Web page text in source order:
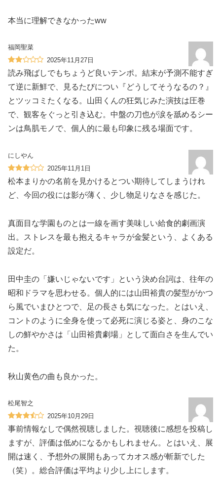
本当に理解できなかったww
福岡聖菜
2025年11月27日
読み飛ばしでもちょうど良いテンポ。結末が予測不能すぎ
て逆に新鮮で、見るたびについ『どうしてそうなるの？』
とツッコミたくなる。山田くんの狂気じみた演技は圧巻
で、観客をぐっと引き込む。中盤の刀也が涙を舐めるシー
ンは鳥肌モノで、個人的に最も印象に残る場面です。
にしやん
2025年11月1日
松本まりかの名前を見かけるとつい期待してしまうけれ
ど、今回の役には影が薄く、少し物足りなさを感じた。
真面目な学園ものとは一線を画す美味しい給食的劇画演
出。ストレスを最も抱えるキャラが金髪という、よくある
設定だ。
田中圭の「嫌いじゃないです」という決め台詞は、往年の
昭和ドラマを思わせる。個人的には山田裕貴の髪型がかつ
ら風でいまひとつで、足の長さも気になった。とはいえ、
コントのように全身を使って必死に演じる姿と、身のこな
しの鮮やかさは「山田裕貴劇場」として面白さを生んでい
た。
秋山黄色の曲も良かった。
松尾智之
2025年10月29日
事前情報なしで偶然視聴しました。視聴後に感想を投稿し
ますが、評価は低めになるかもしれません。とはいえ、展
開は速く、予想外の展開もあってカオス感が斬新でした
（笑）。総合評価は平均より少し上にします。